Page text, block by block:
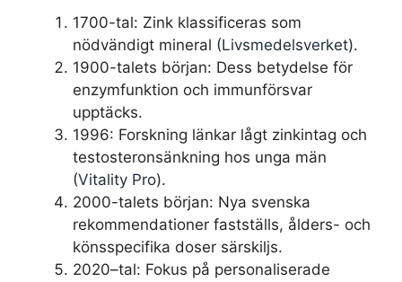
1700-tal: Zink klassificeras som
nödvändigt mineral (Livsmedelsverket).
1900-talets början: Dess betydelse för
enzymfunktion och immunförsvar
upptäcks.
1996: Forskning länkar lågt zinkintag och
testosteronsänkning hos unga män
(Vitality Pro).
2000-talets början: Nya svenska
rekommendationer fastställs, ålders- och
könsspecifika doser särskiljs.
2020–tal: Fokus på personaliserade